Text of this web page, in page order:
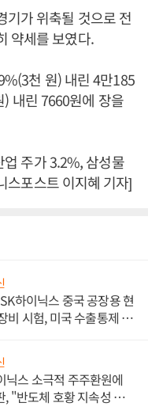
기가 위축될 것으로 전
약세를 보였다.
천 원) 내린 4만185
내린 7660원에 장을
주가 3.2%, 삼성물
스포스트 이지혜 기자]
하이닉스 중국 공장용 현
비 시험, 미국 수출통제 대
닉스 소극적 주주환원에
, "반도체 호황 지속성 의